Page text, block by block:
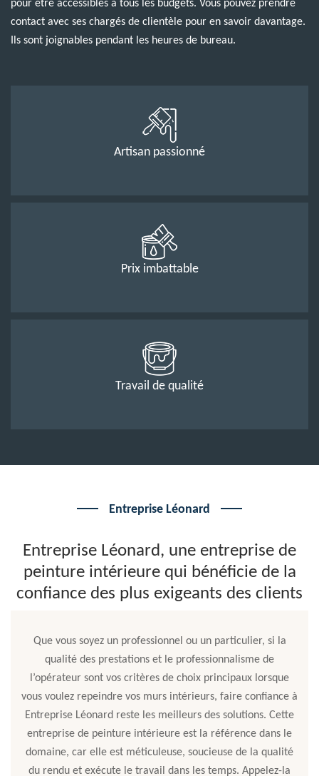
pour être accessibles à tous les budgets. Vous pouvez prendre
contact avec ses chargés de clientèle pour en savoir davantage.
Ils sont joignables pendant les heures de bureau.
Artisan passionné
Prix imbattable
Travail de qualité
Entreprise Léonard
Entreprise Léonard, une entreprise de
peinture intérieure qui bénéficie de la
confiance des plus exigeants des clients
Que vous soyez un professionnel ou un particulier, si la
qualité des prestations et le professionnalisme de
l’opérateur sont vos critères de choix principaux lorsque
vous voulez repeindre vos murs intérieurs, faire confiance à
Entreprise Léonard reste les meilleurs des solutions. Cette
entreprise de peinture intérieure est la référence dans le
domaine, car elle est méticuleuse, soucieuse de la qualité
du rendu et exécute le travail dans les temps. Appelez-la